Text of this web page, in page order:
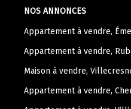
NOS ANNONCES
Appartement à vendre,
Appartement à vendre,
Maison à vendre,
Appartement à vendre,